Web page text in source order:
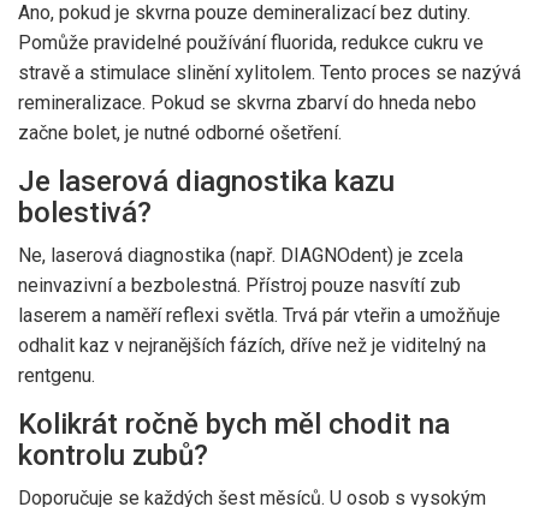
Ano, pokud je skvrna pouze demineralizací bez dutiny.
Pomůže pravidelné používání fluorida, redukce cukru ve
stravě a stimulace slinění xylitolem. Tento proces se nazývá
remineralizace. Pokud se skvrna zbarví do hneda nebo
začne bolet, je nutné odborné ošetření.
Je laserová diagnostika kazu
bolestivá?
Ne, laserová diagnostika (např. DIAGNOdent) je zcela
neinvazivní a bezbolestná. Přístroj pouze nasvítí zub
laserem a naměří reflexi světla. Trvá pár vteřin a umožňuje
odhalit kaz v nejranějších fázích, dříve než je viditelný na
rentgenu.
Kolikrát ročně bych měl chodit na
kontrolu zubů?
Doporučuje se každých šest měsíců. U osob s vysokým